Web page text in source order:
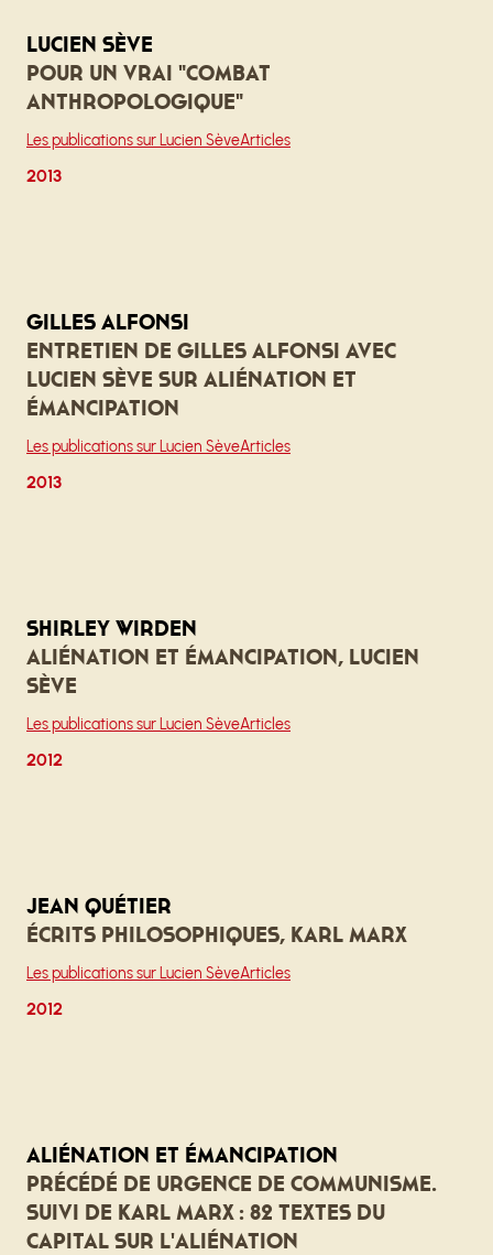
Lucien Sève
Pour un vrai "combat
anthropologique"
Les publications sur Lucien SèveArticles
2013
Gilles Alfonsi
Entretien de Gilles Alfonsi avec
Lucien Sève sur Aliénation et
émancipation
Les publications sur Lucien SèveArticles
2013
Shirley Wirden
Aliénation et émancipation, Lucien
Sève
Les publications sur Lucien SèveArticles
2012
Jean Quétier
Écrits philosophiques, Karl Marx
Les publications sur Lucien SèveArticles
2012
Aliénation et émancipation
Précédé de Urgence de communisme.
Suivi de Karl Marx : 82 textes du
Capital sur l'aliénation